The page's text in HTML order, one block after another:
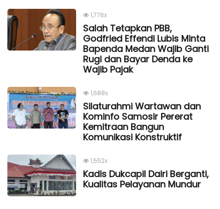
1,776x
Salah Tetapkan PBB,
Godfried Effendi Lubis Minta
Bapenda Medan Wajib Ganti
Rugi dan Bayar Denda ke
Wajib Pajak
1,688x
Silaturahmi Wartawan dan
Kominfo Samosir Pererat
Kemitraan Bangun
Komunikasi Konstruktif
1,552x
Kadis Dukcapil Dairi Berganti,
Kualitas Pelayanan Mundur